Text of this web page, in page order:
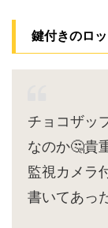
鍵付きのロ
チョコザッ
なのか🤔貴
監視カメラ
書いてあっ